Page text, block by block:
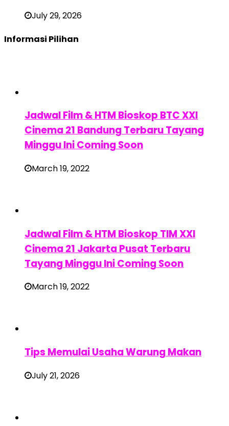
July 29, 2026
Informasi Pilihan
Jadwal Film & HTM Bioskop BTC XXI
Cinema 21 Bandung Terbaru Tayang
Minggu Ini Coming Soon
March 19, 2022
Jadwal Film & HTM Bioskop TIM XXI
Cinema 21 Jakarta Pusat Terbaru
Tayang Minggu Ini Coming Soon
March 19, 2022
Tips Memulai Usaha Warung Makan
July 21, 2026